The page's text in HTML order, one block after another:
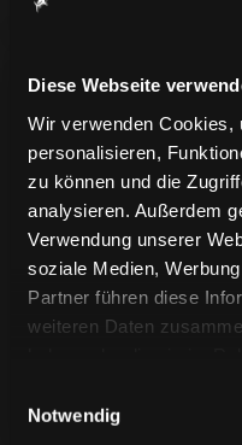
Diese Webseite
Wir verwenden Cookies,
personalisieren,
zu können und die
analysieren. Außerdem
Verwendung unserer
soziale Medien,
Partner führen diese
weiteren Daten
Notwendig